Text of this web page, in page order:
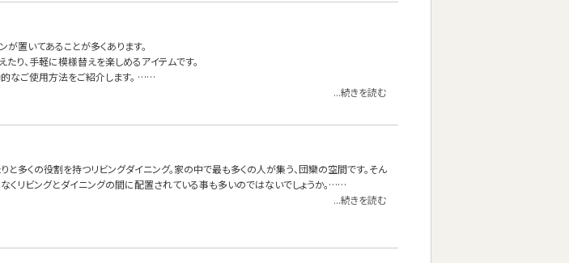
が置いてあることが多くあります。
り、手軽に模様替えを楽しめるアイテムです。
的なご使用方法をご紹介します。 ……
...続きを読む
と多くの役割を持つリビングダイニング。家の中で最も多くの人が集う、団欒の空間です。そん
くリビングとダイニングの間に配置されている事も多いのではないでしょうか。……
...続きを読む